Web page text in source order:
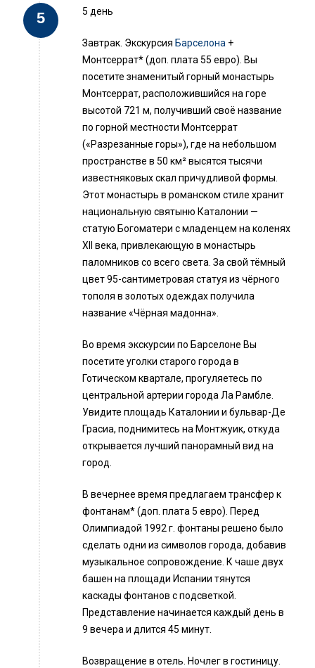
5 день
Завтрак. Экскурсия Барселона +
Монтсеррат* (доп. плата 55 евро). Вы
посетите знаменитый горный монастырь
Монтсеррат, расположившийся на горе
высотой 721 м, получивший своё название
по горной местности Монтсеррат
(«Разрезанные горы»), где на небольшом
пространстве в 50 км² высятся тысячи
известняковых скал причудливой формы.
Этот монастырь в романском стиле хранит
национальную святыню Каталонии —
статую Богоматери с младенцем на коленях
XII века, привлекающую в монастырь
паломников со всего света. За свой тёмный
цвет 95-сантиметровая статуя из чёрного
тополя в золотых одеждах получила
название «Чёрная мадонна».
Во время экскурсии по Барселоне Вы
посетите уголки старого города в
Готическом квартале, прогуляетесь по
центральной артерии города Ла Рамбле.
Увидите площадь Каталонии и бульвар-Де
Грасиа, поднимитесь на Монтжуик, откуда
открывается лучший панорамный вид на
город.
В вечернее время предлагаем трансфер к
фонтанам* (доп. плата 5 евро). Перед
Олимпиадой 1992 г. фонтаны решено было
сделать одни из символов города, добавив
музыкальное сопровождение. К чаше двух
башен на площади Испании тянутся
каскады фонтанов с подсветкой.
Представление начинается каждый день в
9 вечера и длится 45 минут.
Возвращение в отель. Ночлег в гостиницу.